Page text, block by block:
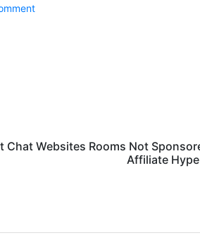
Chat Websites Rooms Not
Affiliate